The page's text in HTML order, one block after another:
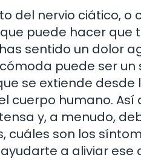
del nervio ciático, o
puede hacer que
sentido un dolor
puede ser
se extiende
cuerpo humano.
y, a menudo,
cuáles son los
a aliviar ese